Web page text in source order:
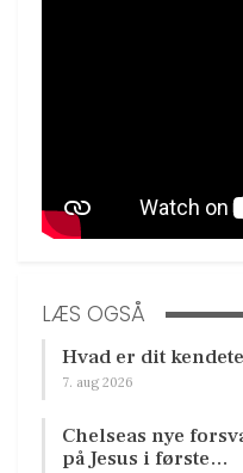
LÆS OGSÅ
Hvad er dit
7. aug 2026
Chelseas nye
på Jesus i første…